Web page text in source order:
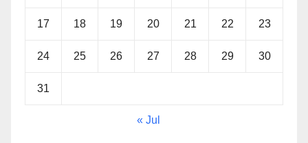
17 18 19 20 21 22 23
24 25 26 27 28 29 30
31
« Jul